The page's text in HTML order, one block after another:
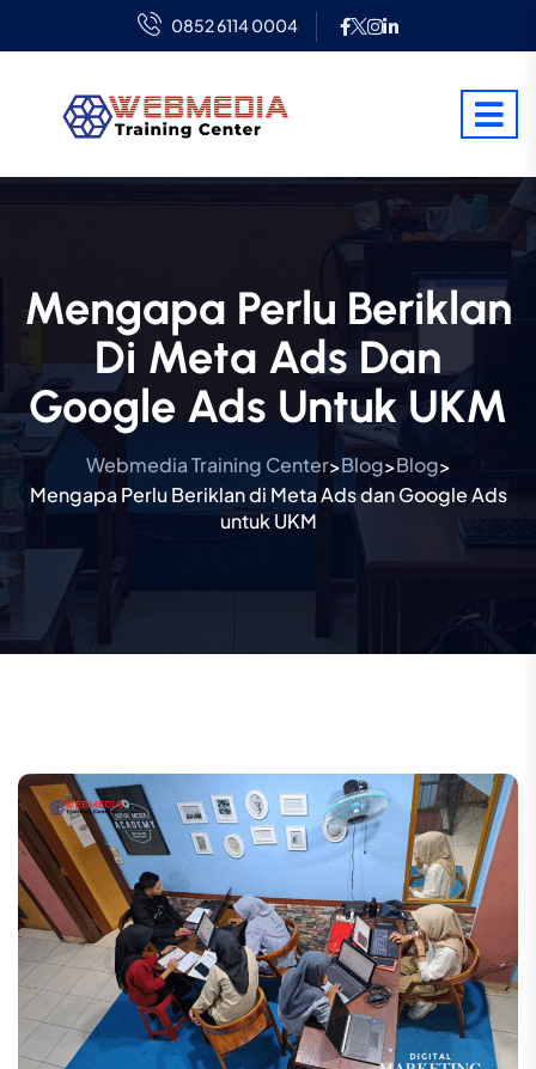
0852 6114 0004
Mengapa Perlu Beriklan
Di Meta Ads Dan
Google Ads Untuk UKM
Webmedia Training Center>Blog>Blog>
Mengapa Perlu Beriklan di Meta Ads dan Google Ads
untuk UKM